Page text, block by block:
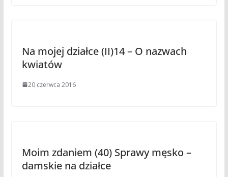
Na mojej działce (II)14 – O nazwach
kwiatów
20 czerwca 2016
Moim zdaniem (40) Sprawy męsko –
damskie na działce